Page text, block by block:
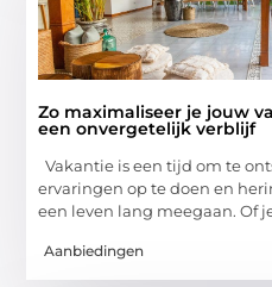
Zo maximaliseer je jouw
een onvergetelijk verblijf
Vakantie is een tijd om te
ervaringen op te doen en
een leven lang meegaan. Of
Aanbiedingen